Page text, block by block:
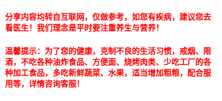
分享内容均转自互联网，仅做参考，如您有疾病，建议您去
看医生！我们理念是平时要注重养生与营养！
温馨提示：为了您的健康，克制不良的生活习惯，戒烟、限
酒，不吃各种油炸食品、方便面、烧烤肉类、少吃工厂的各
种加工食品，多吃新鲜蔬菜、水果，适当增加粗粮，配合服
用等，详情咨询客服！